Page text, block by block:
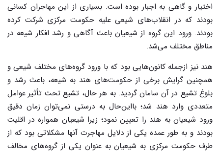
اختیار و گاهی به اجبار بوده است. بسیاری از این مهاجران کسانی
بودند که در انقلاب‌های شیعی علیه حکومت مرکزی شرکت کرده
بودند. ورود این گروه از شیعیان باعث آگاهی و رشد افکار شیعه در
مناطق مختلف می‌شد.
هند نیز ازجمله کانون‌هایی بود که با ورود گروه‌های مختلف شیعی و
همچنین گرایش برخی از حکومت‌های هند به شیعه، باعث رشد و
بلوغ تشیع در آن سامان گردید. به هر حال، تشیع تحت‌ تأثیر عوامل
متعددی وارد هند شد؛ بااین‌حال به درستی نمی‌توان زمان دقیق
ورود شیعیان به هند را تعیین نمود؛ زیرا شیعیان همواره در اقلیت
بودند و به طور عمده یکی از دلایل مهاجرت آنها مشکلاتی بود که از
طرف حکومت مرکزی به شیعیان به عنوان یکی از گروه‌های مخالف